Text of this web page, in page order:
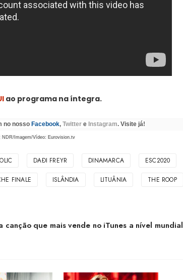
ao programa na íntegra.
no nosso Facebook, Twittere Instagram. Visite já!
NDR/Imagem/Vídeo: Eurovision.tv
DAÐI FREYR DINAMARCA ESC2020
FINALE ISLÂNDIA LITUÂNIA THE ROOP
canção que mais vende no iTunes a nível mundial